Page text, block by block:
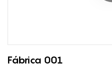
Fábrica 001